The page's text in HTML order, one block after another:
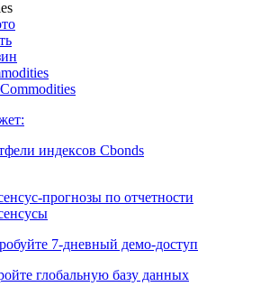
индексов Cbonds
прогнозы по отчетности
7-дневный демо-доступ
глобальную базу данных